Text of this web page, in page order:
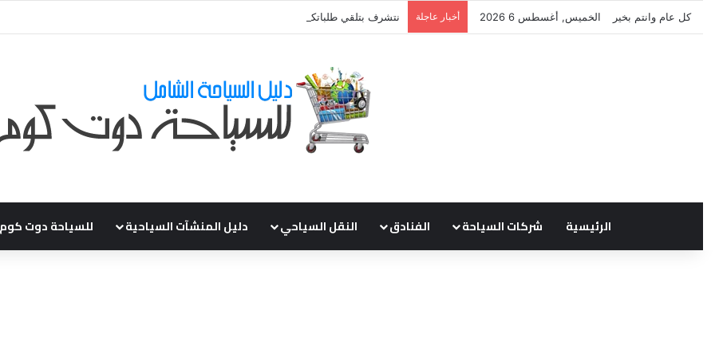
كل عام وانتم بخير الخميس, أغسطس 6 2026 أخبار عاجلة نتشرف بتلقي طلباتكم و استفسارتكم ... لو عندك سؤال او استفسار ماتدرددش فى طلب
الرئيسية شركات السياحة الفنادق النقل السياحي دليل المنشآت السياحية للسياحة دوت كوم